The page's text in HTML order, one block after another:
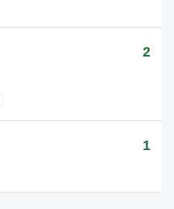
2
1